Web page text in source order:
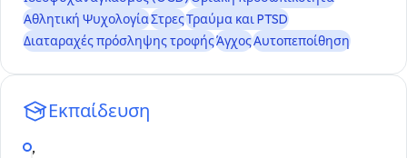
Αθλητική ΨυχολογίαΣτρεςΤραύμα και PTSD
Διαταραχές πρόσληψης τροφήςΆγχοςΑυτοπεποίθηση
Εκπαίδευση
,